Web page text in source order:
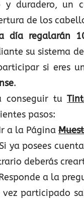
y duradero, un
de los
día regalarán
su sistema
si eres
.
conseguir tu
pasos:
a la Página
ya posees
deberás
a la
vez participado